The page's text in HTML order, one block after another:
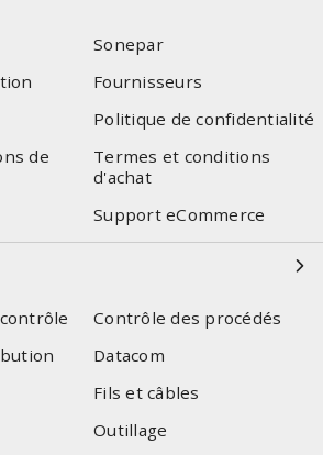
Sonepar
Fournisseurs
Politique de confidentialité
de
Termes et conditions
d'achat
Support eCommerce
Contrôle des procédés
Datacom
Fils et câbles
Outillage